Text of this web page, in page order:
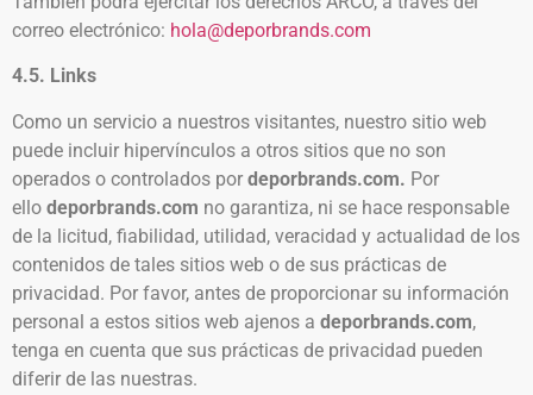
correo electrónico: hola@deporbrands.com
4.5. Links
Como un servicio a nuestros visitantes, nuestro sitio web
puede incluir hipervínculos a otros sitios que no son
operados o controlados por deporbrands.com. Por
ello deporbrands.com no garantiza, ni se hace responsable
de la licitud, fiabilidad, utilidad, veracidad y actualidad de los
contenidos de tales sitios web o de sus prácticas de
privacidad. Por favor, antes de proporcionar su información
personal a estos sitios web ajenos a deporbrands.com,
tenga en cuenta que sus prácticas de privacidad pueden
diferir de las nuestras.